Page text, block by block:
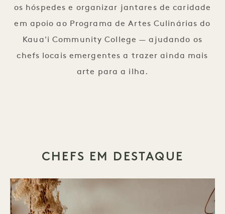
os hóspedes e organizar jantares de caridade
em apoio ao Programa de Artes Culinárias do
Kaua'i Community College — ajudando os
chefs locais emergentes a trazer ainda mais
arte para a ilha.
CHEFS EM DESTAQUE